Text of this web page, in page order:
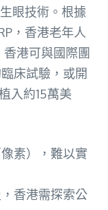
眼技術。根據
，香港老年人
港可與國際團
床試驗，或開
入約15萬美
素），難以實
香港需探索公